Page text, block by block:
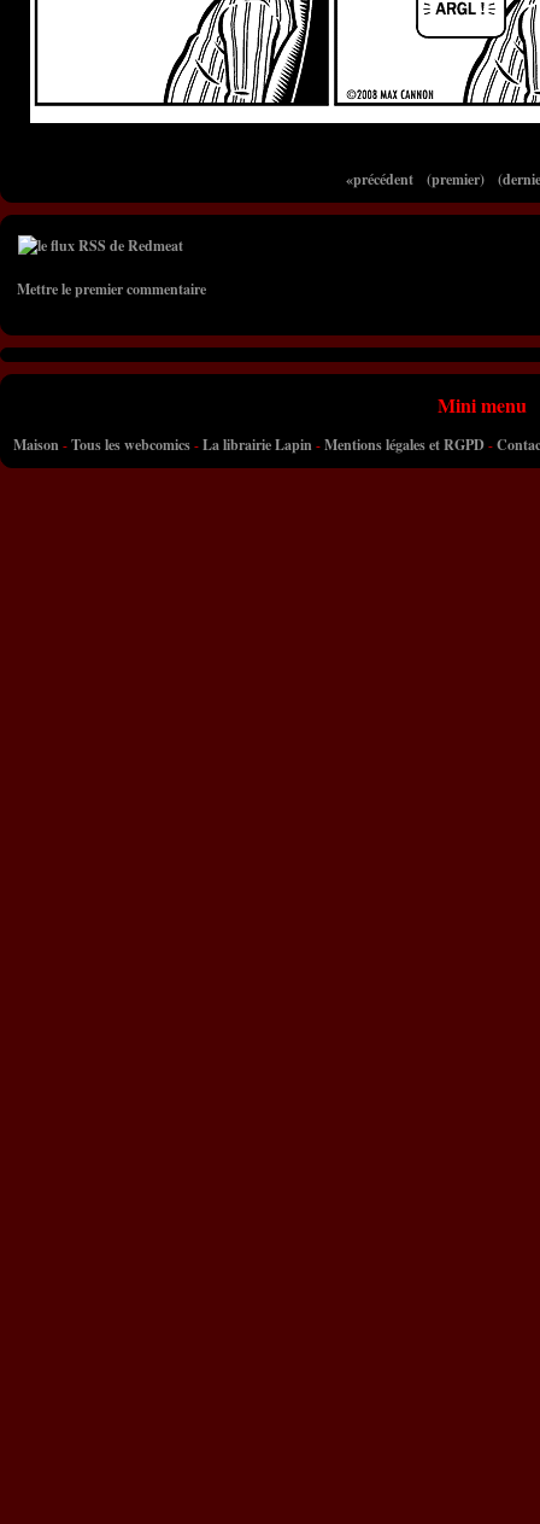
«précédent (premier)
Mettre le premier commentaire
Mini menu
Maison-Tous les webcomics-La librairie Lapin-Mentions légales et RGPD-